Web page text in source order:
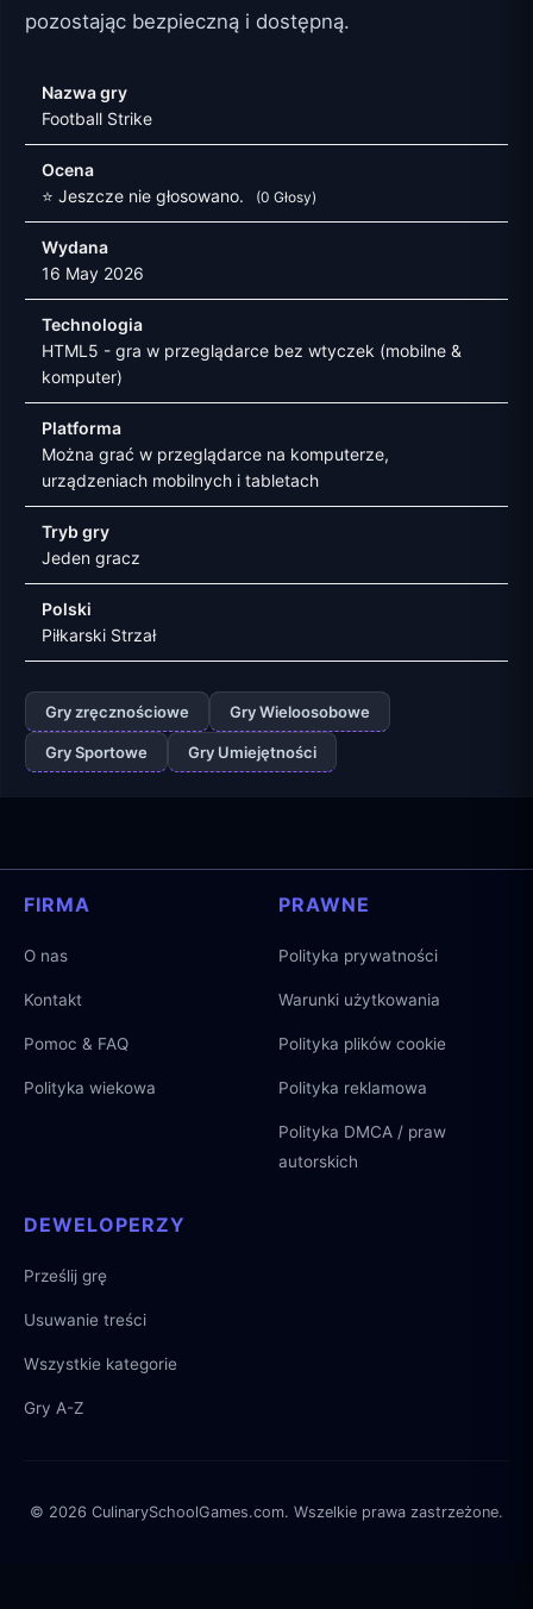
pozostając bezpieczną i dostępną.
Nazwa gry
Football Strike
Ocena
⭐ Jeszcze nie głosowano.
(0 Głosy)
Wydana
16 May 2026
Technologia
HTML5 - gra w przeglądarce bez wtyczek (mobilne &
komputer)
Platforma
Można grać w przeglądarce na komputerze,
urządzeniach mobilnych i tabletach
Tryb gry
Jeden gracz
Polski
Piłkarski Strzał
Gry zręcznościowe Gry Wieloosobowe
Gry Sportowe Gry Umiejętności
FIRMA
O nas
Kontakt
Pomoc & FAQ
Polityka wiekowa
PRAWNE
Polityka prywatności
Warunki użytkowania
Polityka plików cookie
Polityka reklamowa
Polityka DMCA / praw
autorskich
DEWELOPERZY
Prześlij grę
Usuwanie treści
Wszystkie kategorie
Gry A-Z
© 2026 CulinarySchoolGames.com. Wszelkie prawa zastrzeżone.